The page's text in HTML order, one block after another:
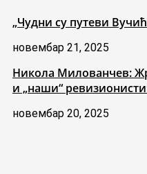
„Чудни су путеви
новембар 21, 2025
Никола Милованчев:
и „наши“
новембар 20, 2025